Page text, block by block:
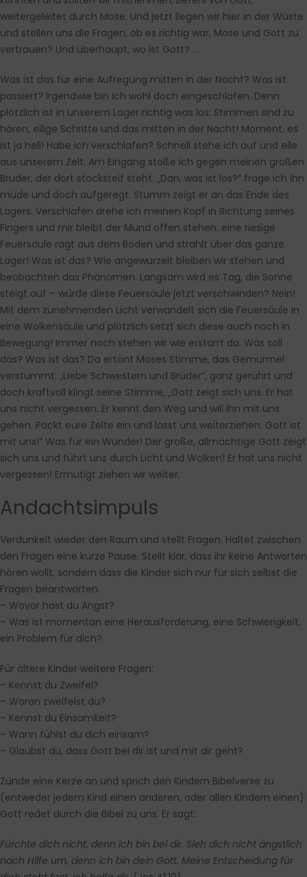
weitergeleitet durch Mose. Und jetzt liegen wir hier in der Wüste
und stellen uns die Fragen, ob es richtig war, Mose und Gott zu
vertrauen? Und überhaupt, wo ist Gott? …
Was ist das für eine Aufregung mitten in der Nacht? Was ist
passiert? Irgendwie bin ich wohl doch eingeschlafen. Denn
plötzlich ist in unserem Lager richtig was los: Stimmen sind zu
hören, eilige Schritte und das mitten in der Nacht! Moment, es
ist ja hell! Habe ich verschlafen? Schnell stehe ich auf und eile
aus unserem Zelt. Am Eingang stoße ich gegen meinen großen
Bruder, der dort stocksteif steht. „Dan, was ist los?“ frage ich ihn
müde und doch aufgeregt. Stumm zeigt er an das Ende des
Lagers. Verschlafen drehe ich meinen Kopf in Richtung seines
Fingers und mir bleibt der Mund offen stehen: eine riesige
Feuersäule ragt aus dem Boden und strahlt über das ganze
Lager! Was ist das? Wie angewurzelt bleiben wir stehen und
beobachten das Phänomen. Langsam wird es Tag, die Sonne
steigt auf – würde diese Feuersäule jetzt verschwinden? Nein!
Mit dem zunehmenden Licht verwandelt sich die Feuersäule in
eine Wolkensäule und plötzlich setzt sich diese auch noch in
Bewegung! Immer noch stehen wir wie erstarrt da. Was soll
das? Was ist das? Da ertönt Moses Stimme, das Gemurmel
verstummt: „Liebe Schwestern und Brüder“, ganz gerührt und
doch kraftvoll klingt seine Stimme, „Gott zeigt sich uns. Er hat
uns nicht vergessen. Er kennt den Weg und will ihn mit uns
gehen. Packt eure Zelte ein und lasst uns weiterziehen. Gott ist
mit uns!“ Was für ein Wunder! Der große, allmächtige Gott zeigt
sich uns und führt uns durch Licht und Wolken! Er hat uns nicht
vergessen! Ermutigt ziehen wir weiter.
Andachtsimpuls
Verdunkelt wieder den Raum und stellt Fragen. Haltet zwischen
den Fragen eine kurze Pause. Stellt klar, dass ihr keine Antworten
hören wollt, sondern dass die Kinder sich nur für sich selbst die
Fragen beantworten.
– Wovor hast du Angst?
– Was ist momentan eine Herausforderung, eine Schwierigkeit,
ein Problem für dich?
Für ältere Kinder weitere Fragen:
– Kennst du Zweifel?
– Woran zweifelst du?
– Kennst du Einsamkeit?
– Wann fühlst du dich einsam?
– Glaubst du, dass Gott bei dir ist und mit dir geht?
Zünde eine Kerze an und sprich den Kindern Bibelverse zu
(entweder jedem Kind einen anderen, oder allen Kindern einen):
Gott redet durch die Bibel zu uns. Er sagt:
Fürchte dich nicht, denn ich bin bei dir. Sieh dich nicht ängstlich
nach Hilfe um, denn ich bin dein Gott. Meine Entscheidung für